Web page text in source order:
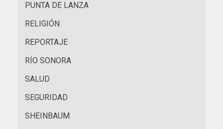
PUNTA DE LANZA
RELIGIÓN
REPORTAJE
RÍO SONORA
SALUD
SEGURIDAD
SHEINBAUM